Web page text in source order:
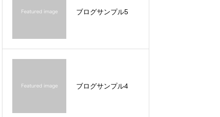
ブログサンプル5
ブログサンプル4
ブログサンプル2
ブログサンプル4